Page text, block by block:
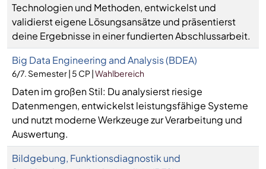
Technologien und Methoden, entwickelst und
validierst eigene Lösungsansätze und präsentierst
deine Ergebnisse in einer fundierten Abschlussarbeit.
Big Data Engineering and Analysis (BDEA)
6/7. Semester | 5 CP |Wahlbereich
Daten im großen Stil: Du analysierst riesige
Datenmengen, entwickelst leistungsfähige Systeme
und nutzt moderne Werkzeuge zur Verarbeitung und
Auswertung.
Bildgebung, Funktionsdiagnostik und